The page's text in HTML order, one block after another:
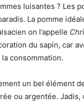
luisantes ? Les
La pomme
on l’appelle
du sapin, car
consommation.
un bel élément
ou argentée.